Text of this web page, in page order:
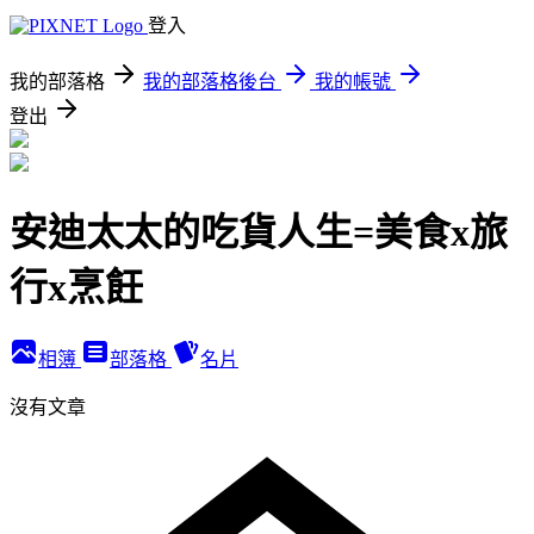
登入
我的部落格 我的部落格後台
我的帳號
登出
安迪太太的吃貨人生=美食x旅
行x烹飪
相簿 部落格 名片
沒有文章